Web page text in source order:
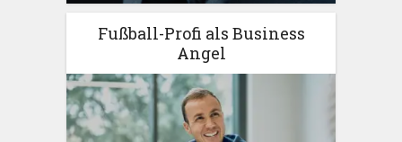
Fußball-Profi als Business
Angel